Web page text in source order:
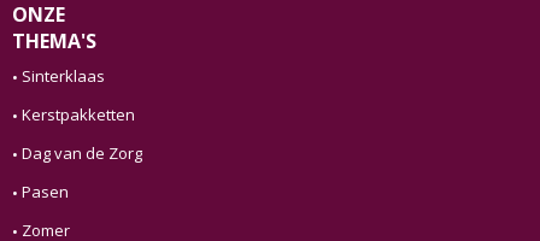
ONZE
THEMA'S
Sinterklaas
Kerstpakketten
Dag van de Zorg
Pasen
Zomer